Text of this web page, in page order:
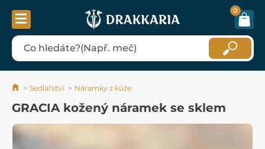
0
Sedlářství Náramky z kůže
GRACIA kožený náramek se sklem